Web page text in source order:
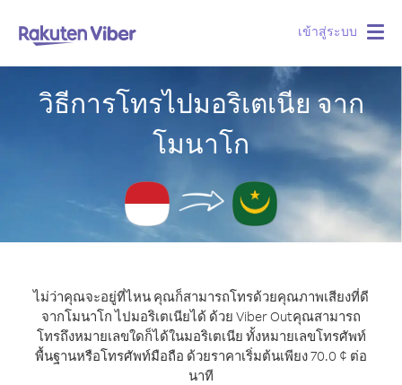
เข้าสู่ระบบ
วิธีการโทรไปมอริเตเนีย จาก
โมนาโก
ไม่ว่าคุณจะอยู่ที่ไหน คุณก็สามารถโทรด้วยคุณภาพเสียงที่ดี
จากโมนาโก ไปมอริเตเนียได้ ด้วย Viber Outคุณสามารถ
โทรถึงหมายเลขใดก็ได้ในมอริเตเนีย ทั้งหมายเลขโทรศัพท์
พื้นฐานหรือโทรศัพท์มือถือ ด้วยราคาเริ่มต้นเพียง 70.0 ¢ ต่อ
นาที